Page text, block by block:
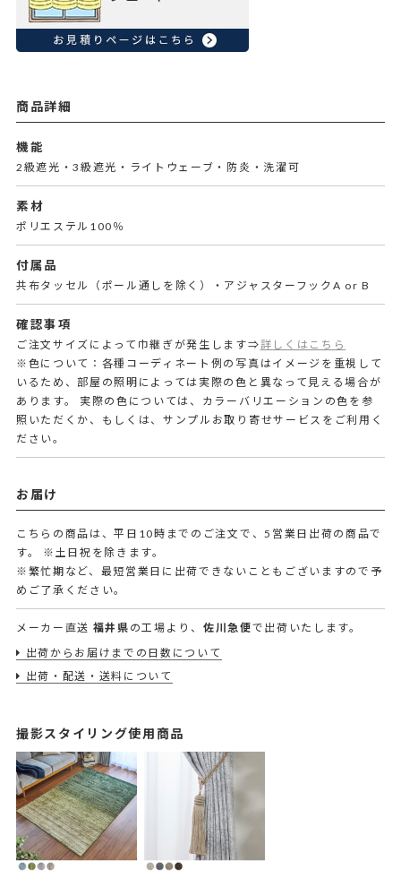
商品詳細
機能
2級遮光・3級遮光・ライトウェーブ・防炎・洗濯可
素材
ポリエステル100％
付属品
共布タッセル（ポール通しを除く）・アジャスターフックA or B
確認事項
ご注文サイズによって巾継ぎが発生します⇒詳しくはこちら
※色について：各種コーディネート例の写真はイメージを重視して
いるため、部屋の照明によっては実際の色と異なって見える場合が
あります。 実際の色については、カラーバリエーションの色を参
照いただくか、もしくは、サンプルお取り寄せサービスをご利用く
ださい。
お届け
こちらの商品は、平日10時までのご注文で、5営業日出荷の商品で
す。
※土日祝を除きます。
※繁忙期など、最短営業日に出荷できないこともございますので予
めご了承ください。
メーカー直送 福井県 の工場より、 佐川急便で出荷いたします。
出荷からお届けまでの日数について
出荷・配送・送料について
撮影スタイリング使用商品